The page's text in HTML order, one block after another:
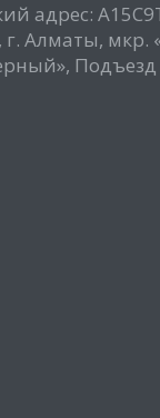
адрес:
г. Алматы, мкр.
Подъезд